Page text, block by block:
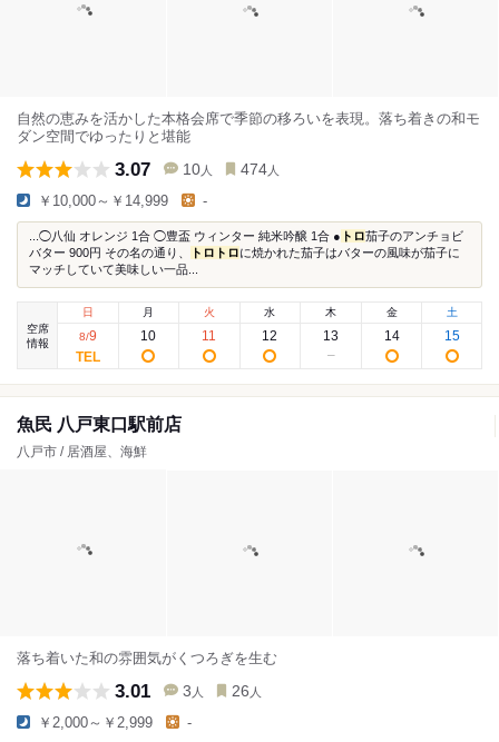
自然の恵みを活かした本格会席で季節の移ろいを表現。落ち着きの和モ
ダン空間でゆったりと堪能
3.07 10 人 474 人
￥10,000～￥14,999 -
...◯八仙 オレンジ 1合 ◯豊盃 ウィンター 純米吟醸 1合 ● トロ茄子のアンチョビ
バター 900円 その名の通り、
トロ トロに焼かれた茄子はバターの風味が茄子に
マッチしていて美味しい一品...
空席
情報
日
8/9
月
10
火
11
水
12
木
13
金
14
土
15
魚民 八戸東口駅前店
八戸市 / 居酒屋、海鮮
落ち着いた和の雰囲気がくつろぎを生む
3.01 3 人 26 人
￥2,000～￥2,999 -